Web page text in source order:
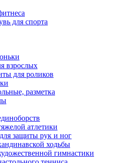
для спорта
взрослых
для роликов
разметка
атлетики
защиты рук и ног
ходьбы
гимнастики